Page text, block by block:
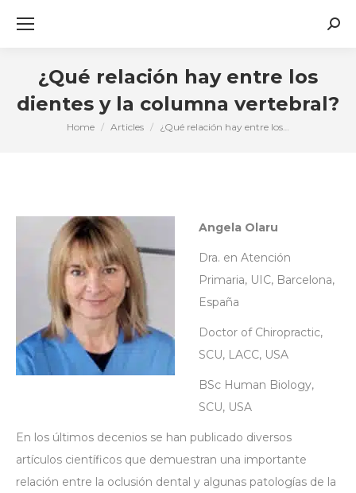
¿Qué relación hay entre los
dientes y la columna vertebral?
You are here:
Home Articles ¿Qué relación hay entre los…
Angela Olaru
Dra. en Atención
Primaria, UIC, Barcelona,
España
Doctor of Chiropractic,
SCU, LACC, USA
BSc Human Biology,
SCU, USA
En los últimos decenios se han publicado diversos
artículos científicos que demuestran una importante
relación entre la oclusión dental y algunas patologías de la